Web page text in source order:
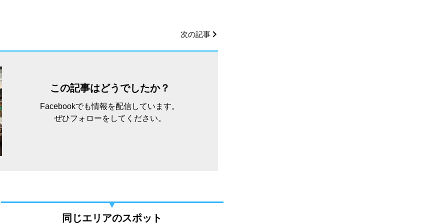
次の記事
この記事はどうでしたか？
Facebookでも情報を配信しています。
ぜひフォローをしてください。
同じエリアのスポット